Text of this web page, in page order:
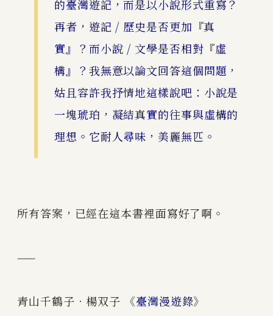
的臺灣遊記，而是以小說形式重寫？
再者，遊記 / 歷史是否更加『真
實』？而小說 / 文學是否相對『虛
構』？我無意以論文回答這個問題，
姑且容許我抒情地這樣說吧：小說是
一塊琥珀，凝結真實的往事與虛構的
理想。它耐人尋味，美麗無匹。
所有答案，已經在這本書裡面寫好了啊。
——
青山千鶴子．楊双子 《臺灣漫遊錄》